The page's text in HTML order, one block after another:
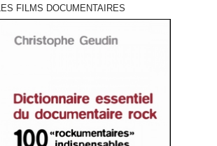
LES FILMS DOCUMENTAIRES